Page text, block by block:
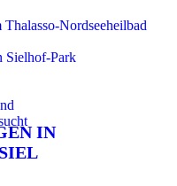
Nordseeheilbad
Sielhof-Park
IN